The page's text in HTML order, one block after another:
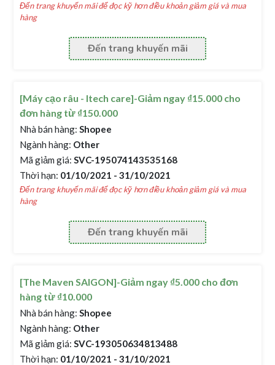
Đến trang khuyến mãi để đọc kỹ hơn điều khoản giảm giá và mua
hàng
Đến trang khuyến mãi
[Máy cạo râu - Itech care]-Giảm ngay ₫15.000 cho
đơn hàng từ ₫150.000
Nhà bán hàng: Shopee
Ngành hàng: Other
Mã giảm giá: SVC-195074143535168
Thời hạn: 01/10/2021 - 31/10/2021
Đến trang khuyến mãi để đọc kỹ hơn điều khoản giảm giá và mua
hàng
Đến trang khuyến mãi
[The Maven SAIGON]-Giảm ngay ₫5.000 cho đơn
hàng từ ₫10.000
Nhà bán hàng: Shopee
Ngành hàng: Other
Mã giảm giá: SVC-193050634813488
Thời hạn: 01/10/2021 - 31/10/2021